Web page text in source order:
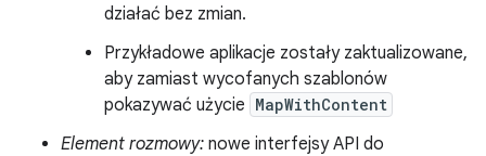
działać bez zmian.
Przykładowe aplikacje zostały zaktualizowane,
aby zamiast wycofanych szablonów
pokazywać użycie MapWithContent
Element rozmowy: nowe interfejsy API do